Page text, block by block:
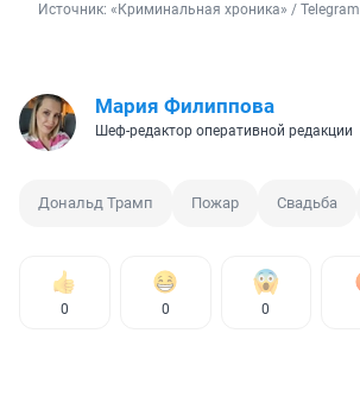
Источник: «Криминальная хроника» / Telegram
Мария Филиппова
Шеф-редактор оперативной редакции
Дональд Трамп Пожар Свадьба
0 0 0